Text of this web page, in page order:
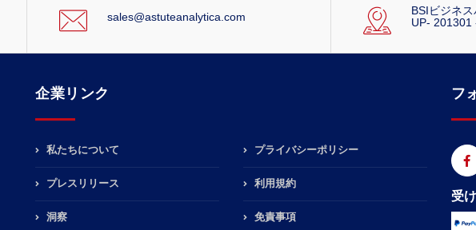
sales@astuteanalytica.com
BSIビジネ
UP- 201301
企業リンク
私たちについて
プレスリリース
洞察
プライバシーポリシー
利用規約
免責事項
フ
受